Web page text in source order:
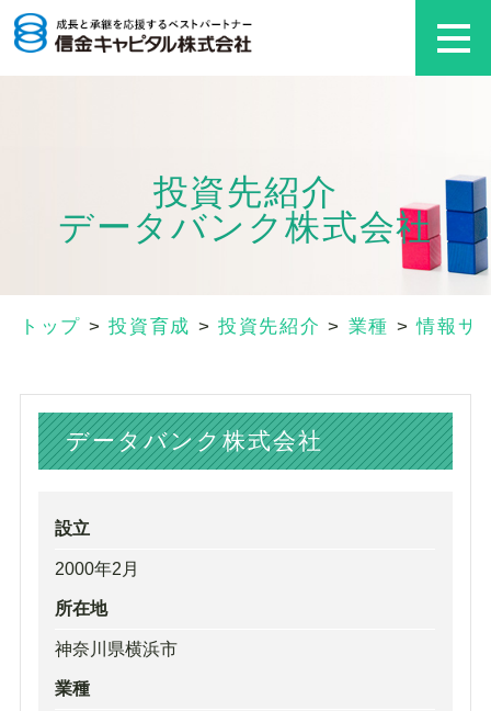
投資先紹介
データバンク株式会社
トップ >投資育成 >投資先紹介 > 業種 >情報サ
データバンク株式会社
設立
2000年2月
所在地
神奈川県横浜市
業種